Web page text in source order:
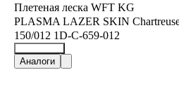
Плетеная леска WFT KG
PLASMA LAZER SKIN
150/012 1D-C-659-012
26944592
Аналоги